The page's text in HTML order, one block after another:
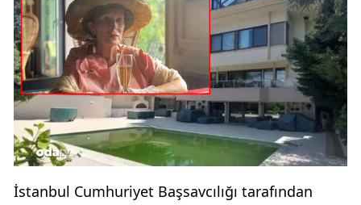
İstanbul Cumhuriyet Başsavcılığı tarafından